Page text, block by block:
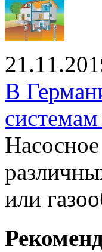
В
или